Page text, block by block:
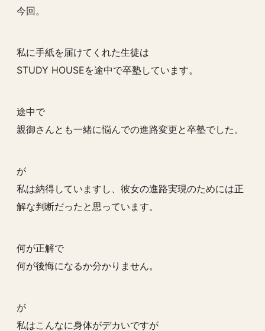
今回。
私に手紙を届けてくれた生徒は
STUDY HOUSEを途中で卒塾しています。
途中で
親御さんとも一緒に悩んでの進路変更と卒塾でした。
が
私は納得していますし、彼女の進路実現のためには正
解な判断だったと思っています。
何が正解で
何が後悔になるか分かりません。
が
私はこんなに身体がデカいですが